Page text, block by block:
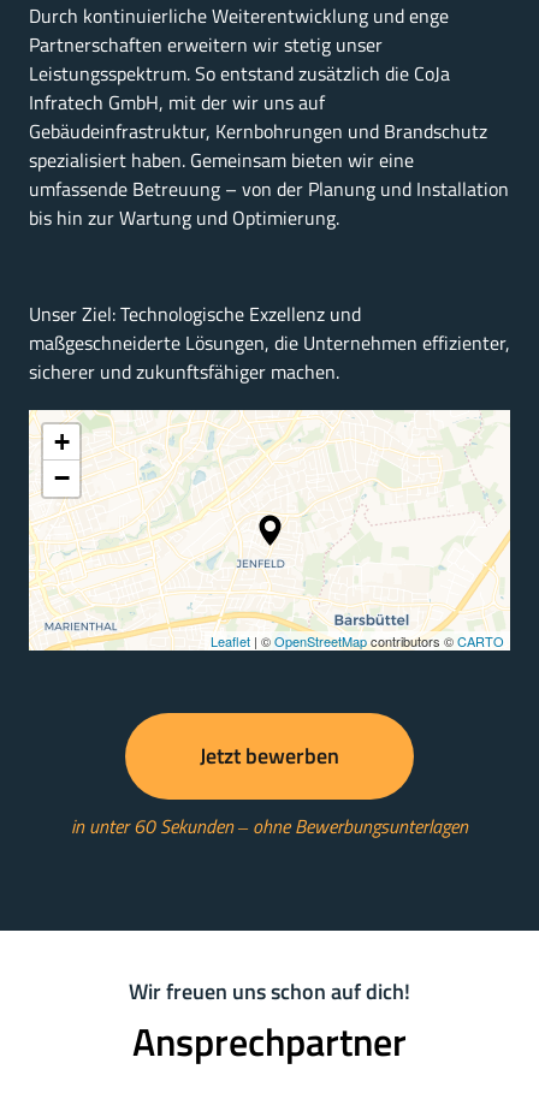
Durch kontinuierliche Weiterentwicklung und
Partnerschaften erweitern wir stetig
Leistungsspektrum. So entstand zusätzlich die
Infratech GmbH, mit der wir uns
auf
Gebäudeinfrastruktur, Kernbohrungen und
spezialisiert haben. Gemeinsam bieten wir
umfassende Betreuung – von der Planung und
bis hin zur Wartung und Optimierung.
Unser Ziel: Technologische Exzellenz
maßgeschneiderte Lösungen, die Unternehmen
sicherer und zukunftsfähiger machen.
+
−
Leaflet | ©OpenStreetMapcontributors ©CARTO
Jetzt bewerben
in unter 60 Sekunden ‒ ohne Bewerbungsunterlagen
Wir freuen uns schon auf dich!
Ansprechpartner